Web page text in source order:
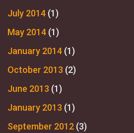
July 2014 (1)
May 2014 (1)
January 2014 (1)
October 2013 (2)
June 2013 (1)
January 2013 (1)
September 2012 (3)